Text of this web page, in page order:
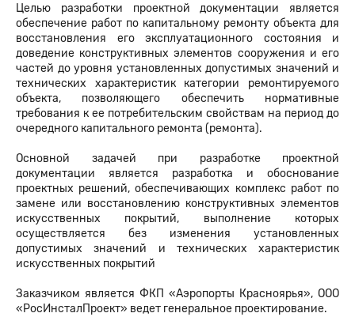
Целью разработки проектной документации является
обеспечение работ по капитальному ремонту объекта для
восстановления его эксплуатационного состояния и
доведение конструктивных элементов сооружения и его
частей до уровня установленных допустимых значений и
технических характеристик категории ремонтируемого
объекта, позволяющего обеспечить нормативные
требования к ее потребительским свойствам на период до
очередного капитального ремонта (ремонта).
Основной задачей при разработке проектной
документации является разработка и обоснование
проектных решений, обеспечивающих комплекс работ по
замене или восстановлению конструктивных элементов
искусственных покрытий, выполнение которых
осуществляется без изменения установленных
допустимых значений и технических характеристик
искусственных покрытий
Заказчиком является ФКП «Аэропорты Красноярья», ООО
«РосИнсталПроект» ведет генеральное проектирование.